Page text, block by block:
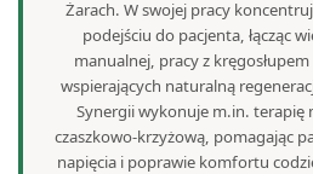
Żarach. W swojej pracy
podejściu do pacjenta, łącząc
manualnej, pracy z
wspierających naturalną
Synergii wykonuje m.in. terapię
czaszkowo-krzyżową, pomagając
napięcia i poprawie komfortu